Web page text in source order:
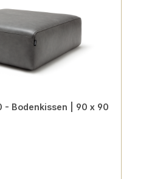
- Bodenkissen | 90 x 90